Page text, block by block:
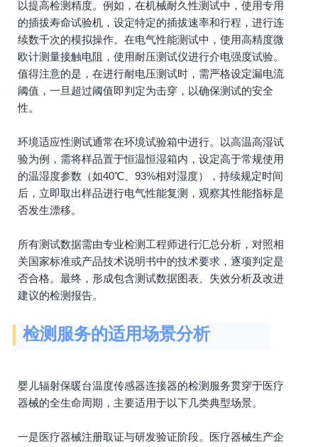
以提高检测精度。例如，在机械耐久性测试中，使用专用
的插拔寿命试验机，设定特定的插拔速率和行程，进行连
续数千次的模拟操作。在电气性能测试中，使用高精度微
欧计测量接触电阻，使用耐压测试仪进行介电强度试验。
值得注意的是，在进行耐电压测试时，需严格设定漏电流
阈值，一旦超过阈值即判定为击穿，以确保测试的安全
性。
环境适应性测试通常在环境试验箱中进行。以高温高湿试
验为例，需将样品置于恒温恒湿箱内，设定高于常规使用
的温湿度参数（如40℃、93%相对湿度），持续规定时间
后，立即取出样品进行电气性能复测，观察其性能指标是
否发生漂移。
所有测试数据需由专业检测工程师进行汇总分析，对照相
关国家标准或产品技术说明书中的技术要求，逐项判定是
否合格。最终，形成包含测试数据图表、失效分析及改进
建议的检测报告。
检测服务的适用场景分析
婴儿辐射保暖台温度传感器连接器的检测服务贯穿于医疗
器械的全生命周期，主要适用于以下几类典型场景。
一是医疗器械注册取证与研发验证阶段。医疗器械生产企